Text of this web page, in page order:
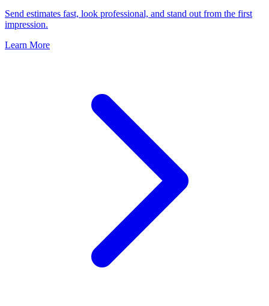
Send estimates fast, look professional, and stand out from the first
impression.
Learn More